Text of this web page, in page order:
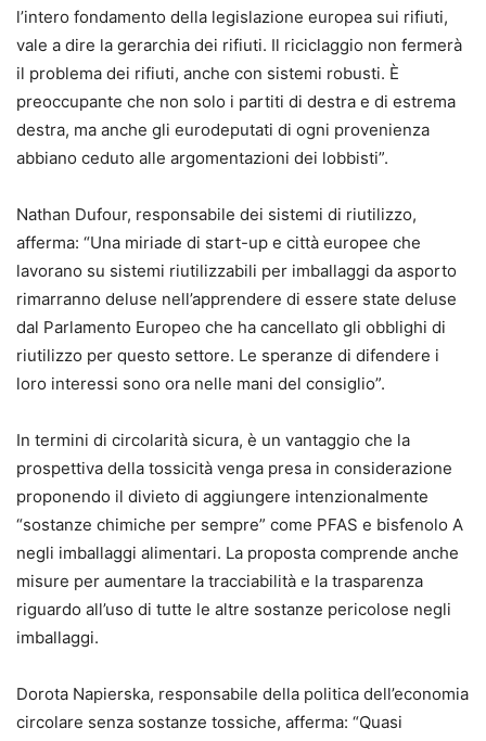
l’intero fondamento della legislazione europea sui rifiuti,
vale a dire la gerarchia dei rifiuti. Il riciclaggio non fermerà
il problema dei rifiuti, anche con sistemi robusti. È
preoccupante che non solo i partiti di destra e di estrema
destra, ma anche gli eurodeputati di ogni provenienza
abbiano ceduto alle argomentazioni dei lobbisti”.
Nathan Dufour, responsabile dei sistemi di riutilizzo,
afferma: “Una miriade di start-up e città europee che
lavorano su sistemi riutilizzabili per imballaggi da asporto
rimarranno deluse nell’apprendere di essere state deluse
dal Parlamento Europeo che ha cancellato gli obblighi di
riutilizzo per questo settore. Le speranze di difendere i
loro interessi sono ora nelle mani del consiglio”.
In termini di circolarità sicura, è un vantaggio che la
prospettiva della tossicità venga presa in considerazione
proponendo il divieto di aggiungere intenzionalmente
“sostanze chimiche per sempre” come PFAS e bisfenolo A
negli imballaggi alimentari. La proposta comprende anche
misure per aumentare la tracciabilità e la trasparenza
riguardo all’uso di tutte le altre sostanze pericolose negli
imballaggi.
Dorota Napierska, responsabile della politica dell’economia
circolare senza sostanze tossiche, afferma: “Quasi